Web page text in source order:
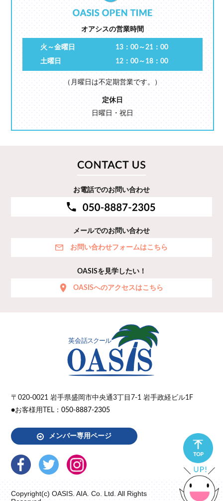
オアシスの営業時間
火～金曜日
13：00～21：00
土曜日
12：00～18：00
（月曜日は不定期営業です。）
定休日
日曜日・祝日
お電話でのお問い合わせ
メールでのお問い合わせ
お問い合わせフォームはこちら
OASISを見学したい！
OASISへのアクセスはこちら
〒020-0021岩手県盛岡市中央通3丁目7-1 岩手政経ビル1F
●お客様用TEL：050-8887-2305
メンバー専用ページ
Copyright(c) OASIS. AIA. Co. Ltd. All Rights